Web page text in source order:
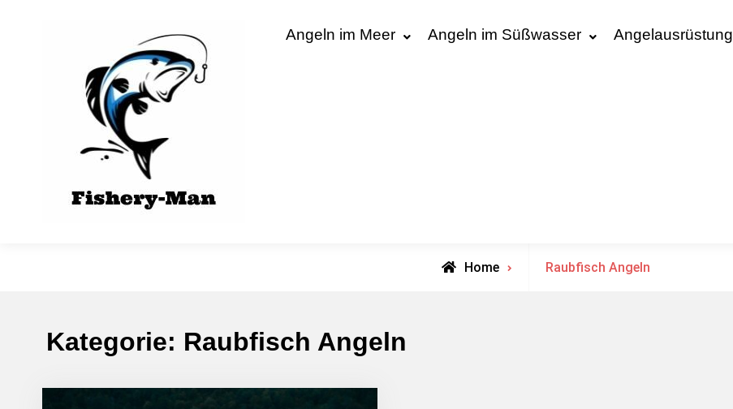
fishery-man Angeln im Meer Angeln im Süßwasser Angelausrüstung
Home
Archive
Raubfisch Angeln
Kategorie: Raubfisch Angeln